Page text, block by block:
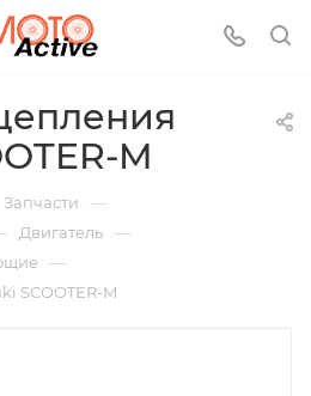
M
Запчасти —
Двигатель —
—
SCOOTER-M